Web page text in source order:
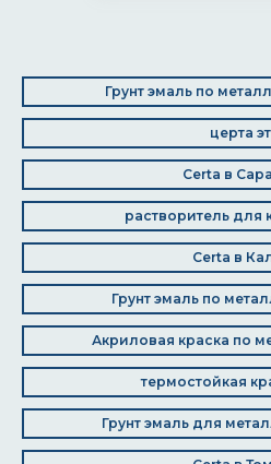
Грунт эмаль по
церта
Certa в
растворитель для
Certa в
Грунт эмаль по
Акриловая краска по
термостойкая
Грунт эмаль для